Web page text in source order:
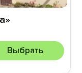
Выбрать